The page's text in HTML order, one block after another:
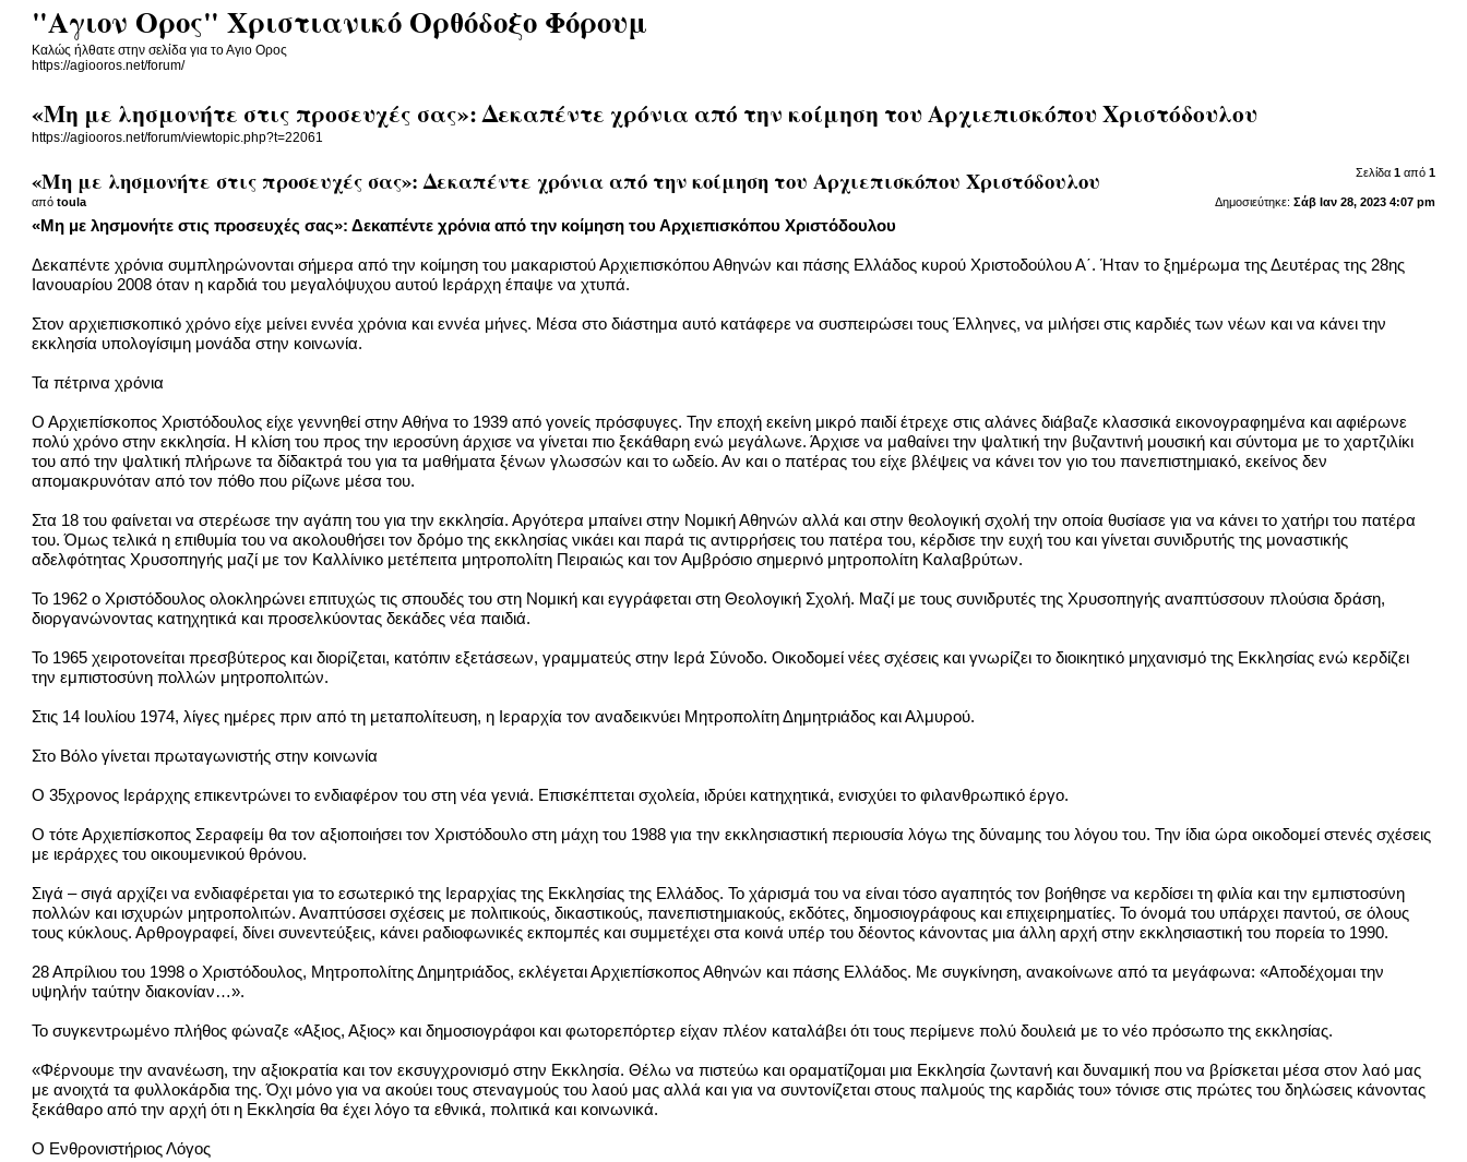
"Αγιον Ορος" Χριστιανικό Ορθόδοξο Φόρουμ
Καλώς ήλθατε στην σελίδα για το Αγιο Ορος
https://agiooros.net/forum/
«Μη με λησμονήτε στις προσευχές σας»: Δεκαπέντε χρόνια από την κοίμηση του Αρχιεπισκόπου Χριστόδουλου
https://agiooros.net/forum/viewtopic.php?t=22061
Σελίδα 1από 1
«Μη με λησμονήτε στις προσευχές σας»: Δεκαπέντε χρόνια από την κοίμηση του Αρχιεπισκόπου Χριστόδουλου
Δημοσιεύτηκε: Σάβ Ιαν 28, 2023 4:07 pm
απόtoula
«Μη με λησμονήτε στις προσευχές σας»: Δεκαπέντε χρόνια από την κοίμηση του Αρχιεπισκόπου Χριστόδουλου
Δεκαπέντε χρόνια συμπληρώνονται σήμερα από την κοίμηση του μακαριστού Αρχιεπισκόπου Αθηνών και πάσης Ελλάδος κυρού Χριστοδούλου Α΄. Ήταν το ξημέρωμα της Δευτέρας της 28ης
Ιανουαρίου 2008 όταν η καρδιά του μεγαλόψυχου αυτού Ιεράρχη έπαψε να χτυπά.
Στον αρχιεπισκοπικό χρόνο είχε μείνει εννέα χρόνια και εννέα μήνες. Μέσα στο διάστημα αυτό κατάφερε να συσπειρώσει τους Έλληνες, να μιλήσει στις καρδιές των νέων και να κάνει την
εκκλησία υπολογίσιμη μονάδα στην κοινωνία.
Τα πέτρινα χρόνια
Ο Αρχιεπίσκοπος Χριστόδουλος είχε γεννηθεί στην Αθήνα το 1939 από γονείς πρόσφυγες. Την εποχή εκείνη μικρό παιδί έτρεχε στις αλάνες διάβαζε κλασσικά εικονογραφημένα και αφιέρωνε
πολύ χρόνο στην εκκλησία. Η κλίση του προς την ιεροσύνη άρχισε να γίνεται πιο ξεκάθαρη ενώ μεγάλωνε. Άρχισε να μαθαίνει την ψαλτική την βυζαντινή μουσική και σύντομα με το χαρτζιλίκι
του από την ψαλτική πλήρωνε τα δίδακτρά του για τα μαθήματα ξένων γλωσσών και το ωδείο. Αν και ο πατέρας του είχε βλέψεις να κάνει τον γιο του πανεπιστημιακό, εκείνος δεν
απομακρυνόταν από τον πόθο που ρίζωνε μέσα του.
Στα 18 του φαίνεται να στερέωσε την αγάπη του για την εκκλησία. Αργότερα μπαίνει στην Νομική Αθηνών αλλά και στην θεολογική σχολή την οποία θυσίασε για να κάνει το χατήρι του πατέρα
του. Όμως τελικά η επιθυμία του να ακολουθήσει τον δρόμο της εκκλησίας νικάει και παρά τις αντιρρήσεις του πατέρα του, κέρδισε την ευχή του και γίνεται συνιδρυτής της μοναστικής
αδελφότητας Χρυσοπηγής μαζί με τον Καλλίνικο μετέπειτα μητροπολίτη Πειραιώς και τον Αμβρόσιο σημερινό μητροπολίτη Καλαβρύτων.
Το 1962 ο Χριστόδουλος ολοκληρώνει επιτυχώς τις σπουδές του στη Νομική και εγγράφεται στη Θεολογική Σχολή. Μαζί με τους συνιδρυτές της Χρυσοπηγής αναπτύσσουν πλούσια δράση,
διοργανώνοντας κατηχητικά και προσελκύοντας δεκάδες νέα παιδιά.
Το 1965 χειροτονείται πρεσβύτερος και διορίζεται, κατόπιν εξετάσεων, γραμματεύς στην Ιερά Σύνοδο. Οικοδομεί νέες σχέσεις και γνωρίζει το διοικητικό μηχανισμό της Εκκλησίας ενώ κερδίζει
την εμπιστοσύνη πολλών μητροπολιτών.
Στις 14 Ιουλίου 1974, λίγες ημέρες πριν από τη μεταπολίτευση, η Ιεραρχία τον αναδεικνύει Μητροπολίτη Δημητριάδος και Αλμυρού.
Στο Βόλο γίνεται πρωταγωνιστής στην κοινωνία
Ο 35χρονος Ιεράρχης επικεντρώνει το ενδιαφέρον του στη νέα γενιά. Επισκέπτεται σχολεία, ιδρύει κατηχητικά, ενισχύει το φιλανθρωπικό έργο.
Ο τότε Αρχιεπίσκοπος Σεραφείμ θα τον αξιοποιήσει τον Χριστόδουλο στη μάχη του 1988 για την εκκλησιαστική περιουσία λόγω της δύναμης του λόγου του. Την ίδια ώρα οικοδομεί στενές σχέσεις
με ιεράρχες του οικουμενικού θρόνου.
Σιγά – σιγά αρχίζει να ενδιαφέρεται για το εσωτερικό της Ιεραρχίας της Εκκλησίας της Ελλάδος. Το χάρισμά του να είναι τόσο αγαπητός τον βοήθησε να κερδίσει τη φιλία και την εμπιστοσύνη
πολλών και ισχυρών μητροπολιτών. Αναπτύσσει σχέσεις με πολιτικούς, δικαστικούς, πανεπιστημιακούς, εκδότες, δημοσιογράφους και επιχειρηματίες. Το όνομά του υπάρχει παντού, σε όλους
τους κύκλους. Αρθρογραφεί, δίνει συνεντεύξεις, κάνει ραδιοφωνικές εκπομπές και συμμετέχει στα κοινά υπέρ του δέοντος κάνοντας μια άλλη αρχή στην εκκλησιαστική του πορεία το 1990.
28 Απρίλιου του 1998 ο Χριστόδουλος, Μητροπολίτης Δημητριάδος, εκλέγεται Αρχιεπίσκοπος Αθηνών και πάσης Ελλάδος. Με συγκίνηση, ανακοίνωνε από τα μεγάφωνα: «Αποδέχομαι την
υψηλήν ταύτην διακονίαν…».
Το συγκεντρωμένο πλήθος φώναζε «Αξιος, Αξιος» και δημοσιογράφοι και φωτορεπόρτερ είχαν πλέον καταλάβει ότι τους περίμενε πολύ δουλειά με το νέο πρόσωπο της εκκλησίας.
«Φέρνουμε την ανανέωση, την αξιοκρατία και τον εκσυγχρονισμό στην Εκκλησία. Θέλω να πιστεύω και οραματίζομαι μια Εκκλησία ζωντανή και δυναμική που να βρίσκεται μέσα στον λαό μας
με ανοιχτά τα φυλλοκάρδια της. Όχι μόνο για να ακούει τους στεναγμούς του λαού μας αλλά και για να συντονίζεται στους παλμούς της καρδιάς του» τόνισε στις πρώτες του δηλώσεις κάνοντας
ξεκάθαρο από την αρχή ότι η Εκκλησία θα έχει λόγο τα εθνικά, πολιτικά και κοινωνικά.
Ο Ενθρονιστήριος Λόγος